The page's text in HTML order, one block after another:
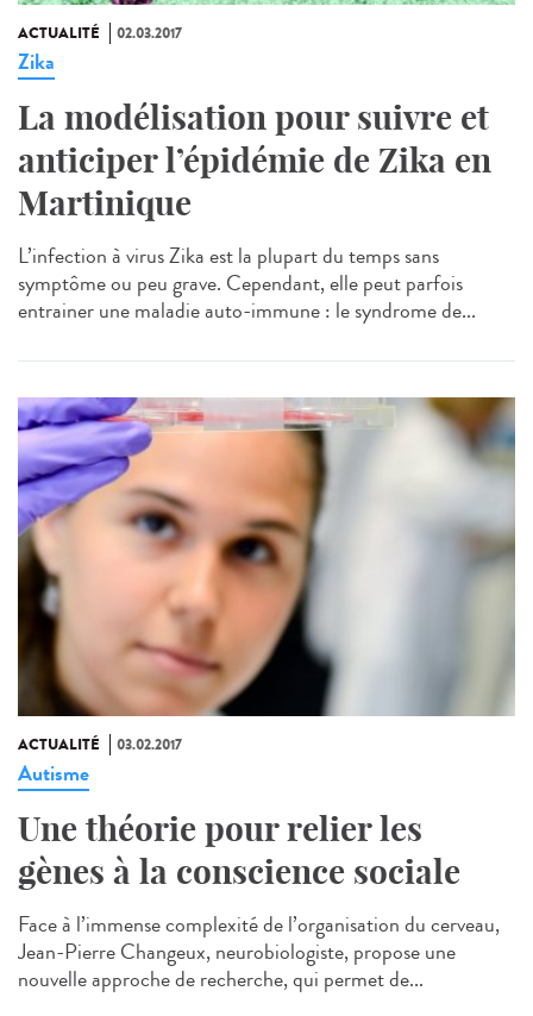
ACTUALITÉ 02.03.2017
Zika
La modélisation pour suivre et
anticiper l’épidémie de Zika en
Martinique
L’infection à virus Zika est la plupart du temps sans
symptôme ou peu grave. Cependant, elle peut parfois
entrainer une maladie auto-immune : le syndrome de...
ACTUALITÉ 03.02.2017
Autisme
Une théorie pour relier les
gènes à la conscience sociale
Face à l’immense complexité de l’organisation du cerveau,
Jean-Pierre Changeux, neurobiologiste, propose une
nouvelle approche de recherche, qui permet de...